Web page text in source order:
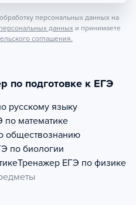
персональных данных на
данных и принимаете
соглашения.
по подготовке к ЕГЭ
русскому языку
по математике
обществознанию
по биологии
Тренажер ЕГЭ по физике